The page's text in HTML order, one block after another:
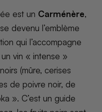
est un Carménère,
devenu l’emblème
qui l’accompagne
vin « intense »
(mûre, cerises
de poivre noir, de
». C’est un guide